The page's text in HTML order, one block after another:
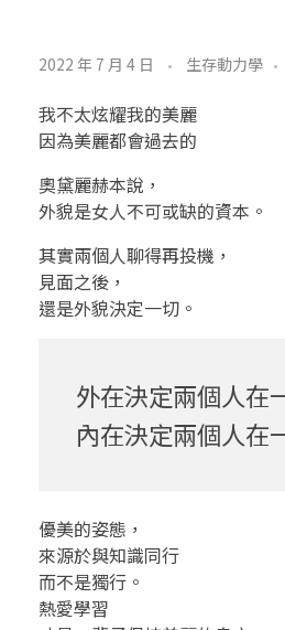
金
言
玉
語
3
3
.
姿
態
，
2022 年 7 月 4 日 生存動力學
我不太炫耀我的美麗
因為美麗都會過去的
奧黛麗赫本說，
外貌是女人不可或缺的資本。
其實兩個人聊得再投機，
見面之後，
還是外貌決定一切。
外在決定兩個人在
內在決定兩個人在
優美的姿態，
來源於與知識同行
而不是獨行。
熱愛學習